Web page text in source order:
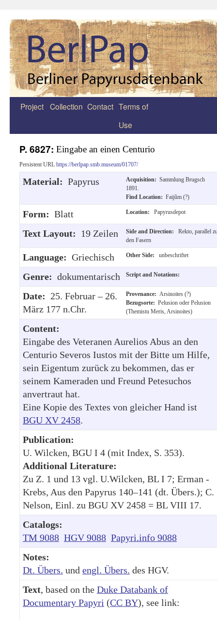
Zum
Project Collection Contact Terms of
Use
P. 6827: Eingabe an einen Centurio
Persistent URL https://berlpap.smb.museum/01707/
Material: Papyrus Acquisition: Sammlung Brugsch
1891.
Find Location: Faijûm (?)
Form: Blatt Location: Papyrusdepot
Text Layout: 19 Zeilen Side and Direction:
Rekto, parallel
den Fasern
Language: Griechisch Other Side: unbeschriftet
Genre: dokumentarisch Script and Notations:
Date: 25. Februar – 26.
März 177 n.Chr.
Provenance: Arsinoites (?)
Bezugsorte: Pelusion oder Pelusion
(Themistu Meris, Arsinoites)
Content:
Eingabe des Veteranen Aurelios Abus an den
Centurio Severos Iustos mit der Bitte um Hilfe,
sein Eigentum zurück zu bekommen, das er
seinem Kameraden und Freund Petesuchos
anvertraut hat.
Eine Kopie des Textes von gleicher Hand ist
BGU XV 2458.
Publication:
U. Wilcken, BGU I 4 (mit Index, S. 353).
Additional Literature:
Zu Z. 1 und 13 vgl. U.Wilcken, BL I 7; Erman -
Krebs, Aus den Papyrus 140–141 (dt. Übers.); C.
Nelson, Einl. zu BGU XV 2458 = BL VIII 17.
Catalogs:
TM 9088 HGV 9088 Papyri.info 9088
Notes:
Dt. Übers. und engl. Übers. des HGV.
Text, based on the Duke Databank of
Documentary Papyri (CC BY), see link: